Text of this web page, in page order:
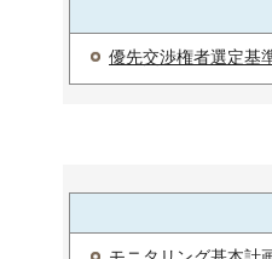
優先交渉権者選定基